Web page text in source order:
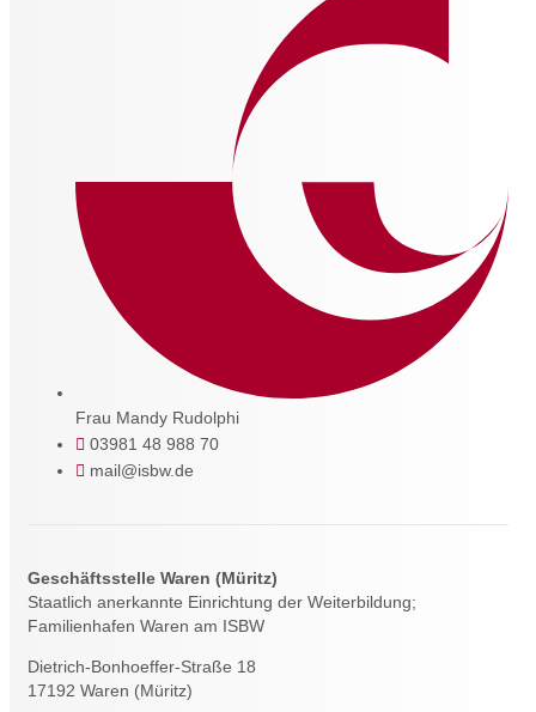
Frau Mandy Rudolphi
03981 48 988 70
mail@isbw.de
Geschäftsstelle Waren (Müritz)
Staatlich anerkannte Einrichtung der Weiterbildung;
Familienhafen Waren am ISBW
Dietrich-Bonhoeffer-Straße 18
17192 Waren (Müritz)